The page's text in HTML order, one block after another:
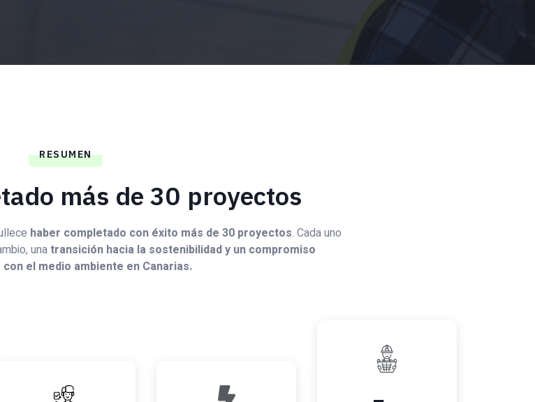
RESUMEN
más de 30 proyectos
haber completado con éxito más de 30 proyectos. Cada uno
unatransición hacia la sostenibilidad y un compromiso
el medio ambiente en Canarias.